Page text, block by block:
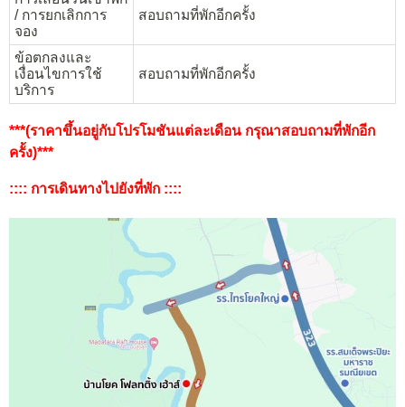
/ การยกเลิกการ
จอง
สอบถามที่พักอีกครั้ง
ข้อตกลงและ
เงื่อนไขการใช้
บริการ
สอบถามที่พักอีกครั้ง
***(ราคาขึ้นอยู่กับโปรโมชันแต่ละเดือน กรุณาสอบถามที่พักอีก
ครั้ง)***
:::: การเดินทางไปยังที่พัก ::::